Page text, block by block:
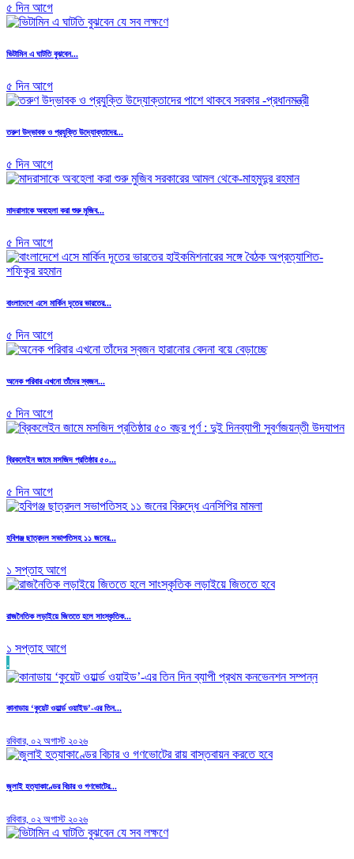
৫ দিন আগে
ভিটামিন এ ঘাটতি বুঝবেন...
৫ দিন আগে
তরুণ উদ্ভাবক ও প্রযুক্তি উদ্যোক্তাদের...
৫ দিন আগে
মাদরাসাকে অবহেলা করা শুরু মুজিব...
৫ দিন আগে
বাংলাদেশে এসে মার্কিন দূতের ভারতের...
৫ দিন আগে
অনেক পরিবার এখনো তাঁদের স্বজন...
৫ দিন আগে
ব্রিকলেইন জামে মসজিদ প্রতিষ্ঠার ৫০...
৫ দিন আগে
হবিগঞ্জ ছাত্রদল সভাপতিসহ ১১ জনের...
১ সপ্তাহ আগে
রাজনৈতিক লড়াইয়ে জিততে হলে সাংস্কৃতিক...
১ সপ্তাহ আগে
.
কানাডায় ‘কুয়েট ওয়ার্ল্ড ওয়াইড’-এর তিন...
রবিবার, ০২ অগাস্ট ২০২৬
জুলাই হত্যাকাণ্ডের বিচার ও গণভোটের...
রবিবার, ০২ অগাস্ট ২০২৬